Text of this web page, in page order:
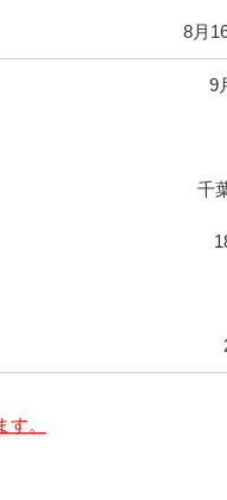
8月
9
千
。